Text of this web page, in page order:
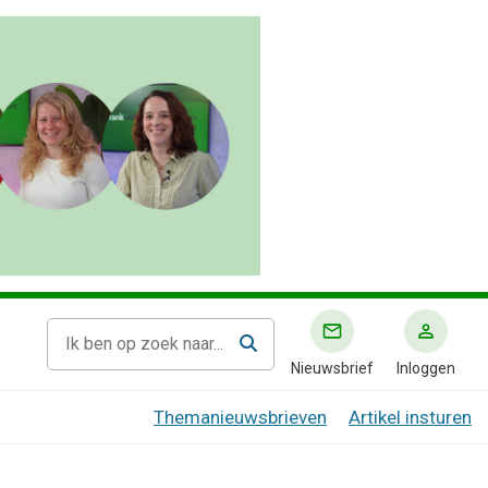
Nieuwsbrief Inloggen
Themanieuwsbrieven Artikel insturen